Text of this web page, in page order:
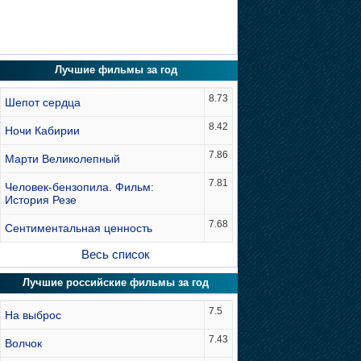
Лучшие фильмы за год
Шепот сердца 8.73
Ночи Кабирии 8.42
Марти Великолепный 7.86
Человек-бензопила. Фильм:
История Резе
7.81
Сентиментальная ценность 7.68
Весь список
Лучшие российские фильмы за год
На выброс 7.5
Волчок 7.43